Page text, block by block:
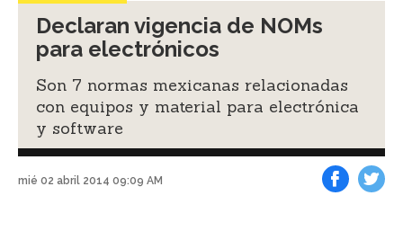
Declaran vigencia de NOMs
para electrónicos
Son 7 normas mexicanas relacionadas
con equipos y material para electrónica
y software
mié 02 abril 2014 09:09 AM